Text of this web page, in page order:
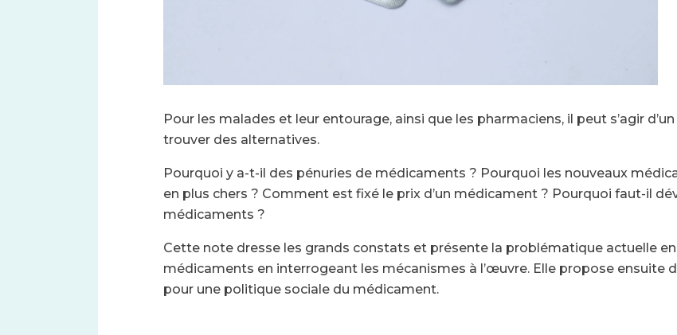
Pour les malades et leur entourage, ainsi que les pharmaciens, il peut s’agir
trouver des alternatives.
Pourquoi y a-t-il des pénuries de médicaments ? Pourquoi les nouveaux
en plus chers ? Comment est fixé le prix d’un médicament ? Pourquoi faut-il
médicaments ?
Cette note dresse les grands constats et présente la problématique actuelle
médicaments en interrogeant les mécanismes à l’œuvre. Elle propose ensuite
pour une politique sociale du médicament.